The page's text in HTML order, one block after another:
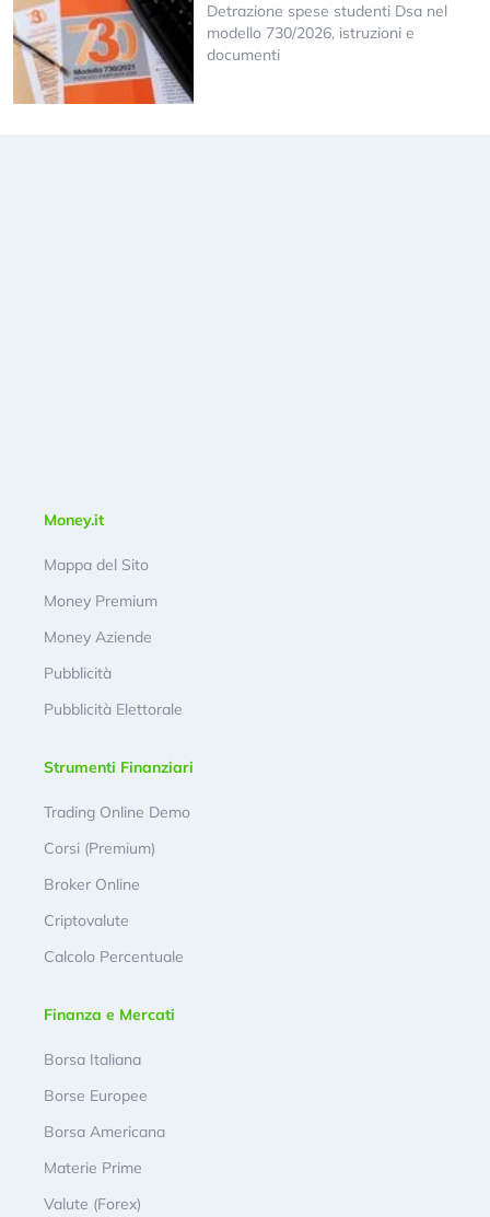
Detrazione spese studenti Dsa nel
modello 730/2026, istruzioni e
documenti
Money.it
Mappa del Sito
Money Premium
Money Aziende
Pubblicità
Pubblicità Elettorale
Strumenti Finanziari
Trading Online Demo
Corsi (Premium)
Broker Online
Criptovalute
Calcolo Percentuale
Finanza e Mercati
Borsa Italiana
Borse Europee
Borsa Americana
Materie Prime
Valute (Forex)